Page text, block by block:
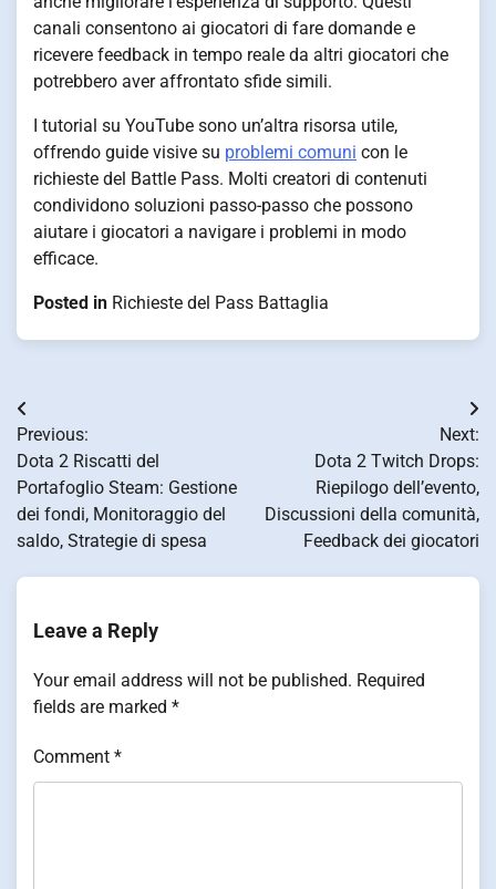
canali consentono ai giocatori di fare domande e
ricevere feedback in tempo reale da altri giocatori che
potrebbero aver affrontato sfide simili.
I tutorial su YouTube sono un’altra risorsa utile,
offrendo guide visive su problemi comuni con le
richieste del Battle Pass. Molti creatori di contenuti
condividono soluzioni passo-passo che possono
aiutare i giocatori a navigare i problemi in modo
efficace.
Posted in Richieste del Pass Battaglia
Post
navigation
Previous:
Dota 2 Riscatti del
Portafoglio Steam: Gestione
dei fondi, Monitoraggio del
saldo, Strategie di spesa
Next:
Dota 2 Twitch Drops:
Riepilogo dell’evento,
Discussioni della comunità,
Feedback dei giocatori
Leave a Reply
Your email address will not be published. Required
fields are marked *
Comment *